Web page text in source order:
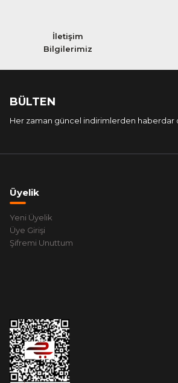
İletişim
Bilgilerimiz
BÜLTEN
Her zaman güncel indirimlerden haberdar
Üyelik
Yeni Üyelik
Üye Girişi
Şifremi Unuttum